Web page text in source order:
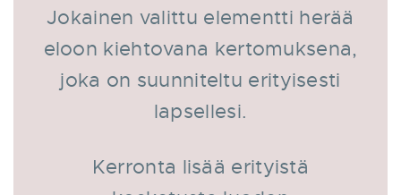
Jokainen valittu elementti herää
eloon kiehtovana kertomuksena,
joka on suunniteltu erityisesti
lapsellesi.
Kerronta lisää erityistä